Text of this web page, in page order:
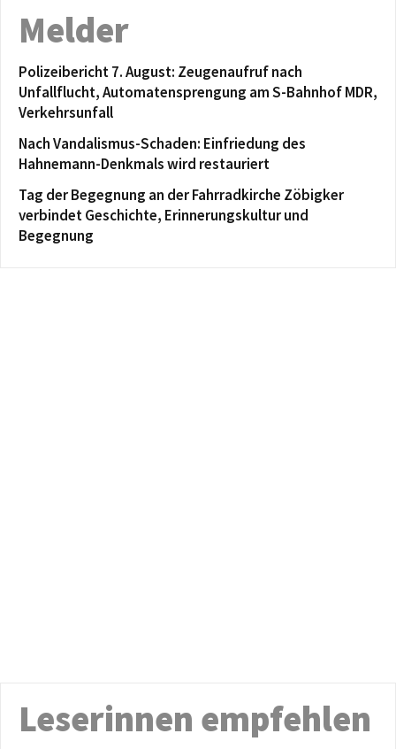
Melder
Polizeibericht 7. August: Zeugenaufruf nach
Unfallflucht, Automatensprengung am S-Bahnhof MDR,
Verkehrsunfall
Nach Vandalismus-Schaden: Einfriedung des
Hahnemann-Denkmals wird restauriert
Tag der Begegnung an der Fahrradkirche Zöbigker
verbindet Geschichte, Erinnerungskultur und
Begegnung
Leserinnen empfehlen